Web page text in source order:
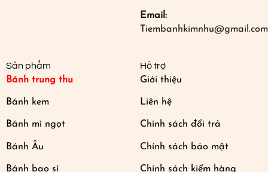
Email:
Tiembanhkimnhu@gmail.com
Sản phẩm
Bánh trung thu
Bánh kem
Bánh mì ngọt
Bánh Âu
Bánh bao sỉ
Hỗ trợ
Giới thiệu
Liên hệ
Chính sách đổi trả
Chính sách bảo mật
Chính sách kiểm hàng